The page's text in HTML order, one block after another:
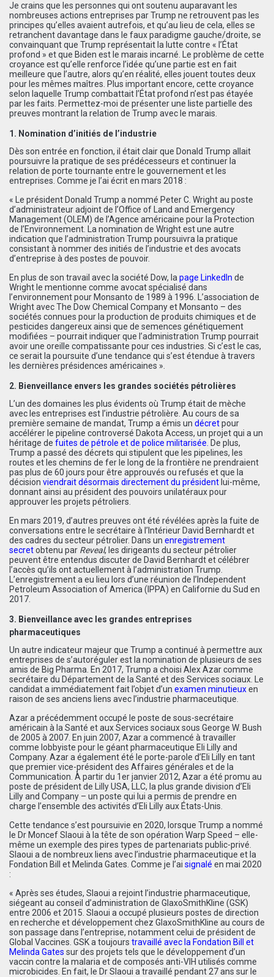
Je crains que les personnes qui ont soutenu auparavant les
nombreuses actions entreprises par Trump ne retrouvent pas les
principes qu’elles avaient autrefois, et qu’au lieu de cela, elles se
retranchent davantage dans le faux paradigme gauche/droite, se
convainquant que Trump représentait la lutte contre « l’État
profond » et que Biden est le marais incarné. Le problème de cette
croyance est qu’elle renforce l’idée qu’une partie est en fait
meilleure que l’autre, alors qu’en réalité, elles jouent toutes deux
pour les mêmes maîtres. Plus important encore, cette croyance
selon laquelle Trump combattait l’État profond n’est pas étayée
par les faits. Permettez-moi de présenter une liste partielle des
preuves montrant la relation de Trump avec le marais.
1. Nomination d’initiés de l’industrie
Dès son entrée en fonction, il était clair que Donald Trump allait
poursuivre la pratique de ses prédécesseurs et continuer la
relation de porte tournante entre le gouvernement et les
entreprises. Comme je l’ai écriten mars 2018 :
« Le président Donald Trump a nommé Peter C. Wright au poste
d’administrateur adjoint de l’Office of Land and Emergency
Management (OLEM) de l’Agence américaine pour la Protection
de l’Environnement. La nomination de Wright est une autre
indication que l’administration Trump poursuivra la pratique
consistant à nommer des initiés de l’industrie et des avocats
d’entreprise à des postes de pouvoir.
En plus de son travail avec la société Dow, lapage LinkedIn de
Wright le mentionne comme avocat spécialisé dans
l’environnement pour Monsanto de 1989 à 1996. L’association de
Wright avec The Dow Chemical Company et Monsanto – des
sociétés connues pour la production de produits chimiques et de
pesticides dangereux ainsi que de semences génétiquement
modifiées – pourrait indiquer que l’administration Trump pourrait
avoir une oreille compatissante pour ces industries. Si c’est le cas,
ce serait la poursuite d’une tendance qui s’est étendue à travers
les dernières présidences américaines ».
2. Bienveillance envers les grandes sociétés pétrolières
L’un des domaines les plus évidents où Trump était de mèche
avec les entreprises est l’industrie pétrolière. Au cours de sa
première semaine de mandat, Trump a émis un décretpour
accélérer le pipeline controversé Dakota Access, un projet qui a un
héritage de fuites de pétrole et de police militarisée. De plus,
Trump a passé des décrets qui stipulent que les pipelines, les
routes et les chemins de fer le long de la frontière ne prendraient
pas plus de 60 jours pour être approuvés ou refusés et que la
décision viendrait désormais directement du président lui-même,
donnant ainsi au président des pouvoirs unilatéraux pour
approuver les projets pétroliers.
En mars 2019, d’autres preuves ont été révélées après la fuite de
conversations entre le secrétaire à l’Intérieur David Bernhardt et
des cadres du secteur pétrolier. Dans un enregistrement
secretobtenu par Reveal, les dirigeants du secteur pétrolier
peuvent être entendus discuter de David Bernhardt et célébrer
l’accès qu’ils ont actuellement à l’administration Trump.
L’enregistrement a eu lieu lors d’une réunion de l’Independent
Petroleum Association of America (IPPA) en Californie du Sud en
2017.
3. Bienveillance avec les grandes entreprises
pharmaceutiques
Un autre indicateur majeur que Trump a continué à permettre aux
entreprises de s’autoréguler est la nomination de plusieurs de ses
amis de Big Pharma. En 2017, Trump a choisi Alex Azar comme
secrétaire du Département de la Santé et des Services sociaux. Le
candidat a immédiatement fait l’objet d’un examen minutieuxen
raison de ses anciens liens avec l’industrie pharmaceutique.
Azar a précédemment occupé le poste de sous-secrétaire
américain à la Santé et aux Services sociaux sous George W. Bush
de 2005 à 2007. En juin 2007, Azar a commencé à travailler
comme lobbyiste pour le géant pharmaceutique Eli Lilly and
Company. Azar a également été le porte-parole d’Eli Lilly en tant
que premier vice-président des Affaires générales et de la
Communication. À partir du 1er janvier 2012, Azar a été promu au
poste de président de Lilly USA, LLC, la plus grande division d’Eli
Lilly and Company – un poste qui lui a permis de prendre en
charge l’ensemble des activités d’Eli Lilly aux États-Unis.
Cette tendance s’est poursuivie en 2020, lorsque Trump a nommé
le Dr Moncef Slaoui à la tête de son opération Warp Speed – elle-
même un exemple des pires types de partenariats public-privé.
Slaoui a de nombreux liens avec l’industrie pharmaceutique et la
Fondation Bill et Melinda Gates. Comme je l’ai signalé en mai 2020
:
« Après ses études, Slaoui a rejoint l’industrie pharmaceutique,
siégeant au conseil d’administration de GlaxoSmithKline (GSK)
entre 2006 et 2015. Slaoui a occupé plusieurs postes de direction
en recherche et développement chez GlaxoSmithKline au cours de
son passage dans l’entreprise, notamment celui de président de
Global Vaccines. GSK a toujours travaillé avec la Fondation Bill et
Melinda Gates sur des projets tels que le développement d’un
vaccin contre la malaria et de composés anti-VIH utilisés comme
microbicides. En fait, le Dr Slaoui a travaillé pendant 27 ans sur le